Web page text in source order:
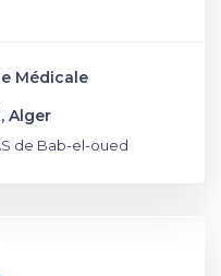
Médicale
Alger
de Bab-el-oued